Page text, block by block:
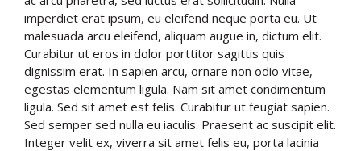
imperdiet erat ipsum, eu eleifend neque porta eu. Ut
malesuada arcu eleifend, aliquam augue in, dictum elit.
Curabitur ut eros in dolor porttitor sagittis quis
dignissim erat. In sapien arcu, ornare non odio vitae,
egestas elementum ligula. Nam sit amet condimentum
ligula. Sed sit amet est felis. Curabitur ut feugiat sapien.
Sed semper sed nulla eu iaculis. Praesent ac suscipit elit.
Integer velit ex, viverra sit amet felis eu, porta lacinia